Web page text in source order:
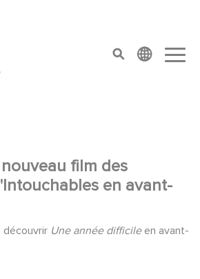
top menu
film des
en avant-
découvrir Une année difficileen avant-